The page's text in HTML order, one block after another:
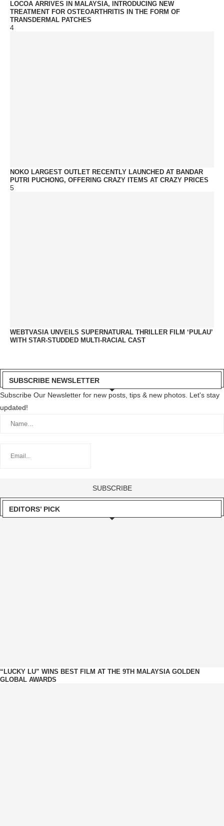
LOCOA ARRIVES IN MALAYSIA, INTRODUCING NEW
TREATMENT FOR OSTEOARTHRITIS IN THE FORM OF
TRANSDERMAL PATCHES
4
NOKO LARGEST OUTLET RECENTLY LAUNCHED AT BANDAR
PUTRI PUCHONG, OFFERING CRAZY ITEMS AT CRAZY PRICES
5
WEBTVASIA UNVEILS SUPERNATURAL THRILLER FILM ‘PULAU’
WITH STAR-STUDDED MULTI-RACIAL CAST
SUBSCRIBE NEWSLETTER
Subscribe Our Newsletter for new posts, tips & new photos. Let's stay
updated!
EDITORS’ PICK
“LUCKY LU” WINS BEST FILM AT THE 9TH MALAYSIA GOLDEN
GLOBAL AWARDS